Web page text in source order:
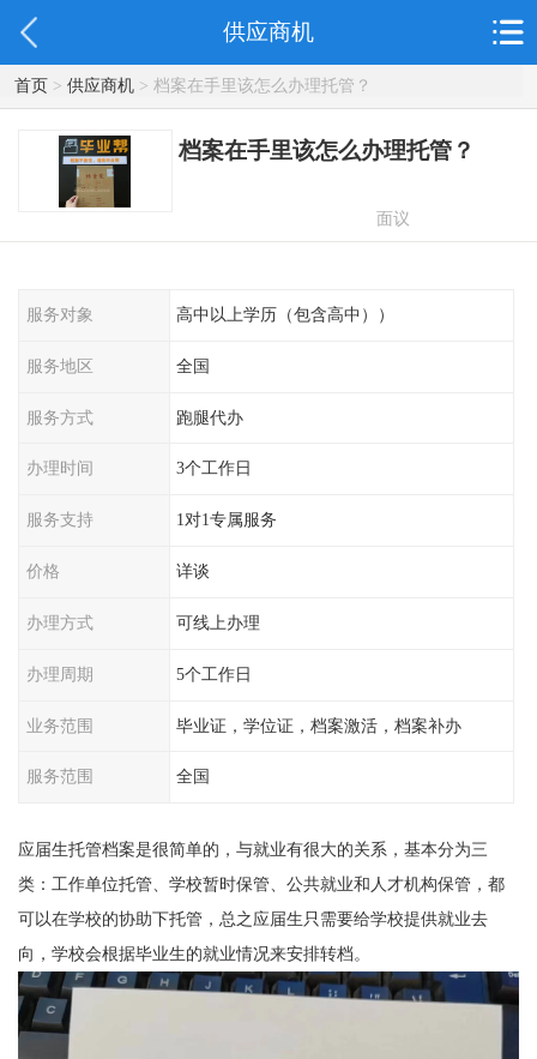
供应商机
首页> 供应商机> 档案在手里该怎么办理托管？
档案在手里该怎么办理托管？
面议
服务对象 高中以上学历（包含高中））
服务地区 全国
服务方式 跑腿代办
办理时间 3个工作日
服务支持 1对1专属服务
价格 详谈
办理方式 可线上办理
办理周期 5个工作日
业务范围 毕业证，学位证，档案激活，档案补办
服务范围 全国
应届生托管档案是很简单的，与就业有很大的关系，基本分为三
类：工作单位托管、学校暂时保管、公共就业和人才机构保管，都
可以在学校的协助下托管，总之应届生只需要给学校提供就业去
向，学校会根据毕业生的就业情况来安排转档。